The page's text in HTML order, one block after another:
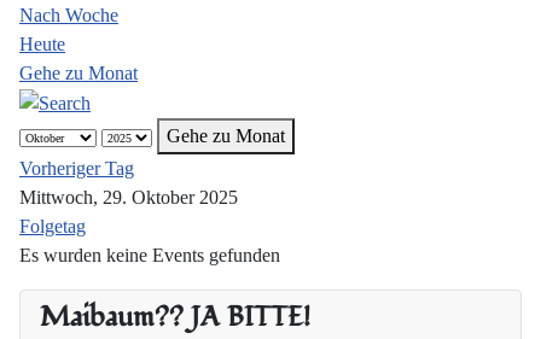
Maibaum?? JA BITTE!
Nach Woche
Heute
Gehe zu Monat
Gehe zu Monat
Vorheriger Tag
Mittwoch, 29. Oktober 2025
Folgetag
Es wurden keine Events gefunden